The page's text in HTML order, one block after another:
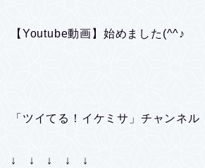
【Youtube動画】始めました(^^♪
「ツイてる！イケミサ」チャンネル
↓ ↓ ↓ ↓ ↓